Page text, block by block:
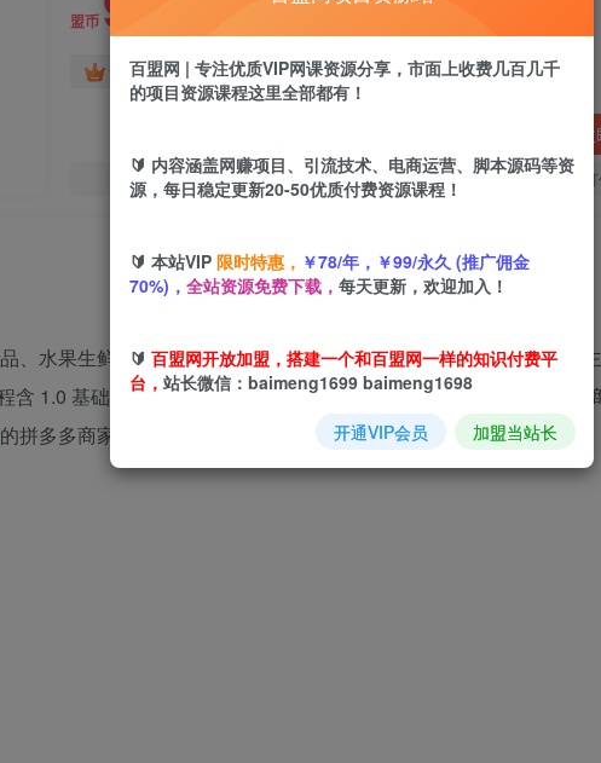
盟币
黄金会员免费 超级会员免费
您当前未登录！建议登陆后购买，
、水果生鲜等类目：生鲜最快 2 小时起量，标品最慢 2 天起链接，
含 1.0 基础玩法 + 1.5 升级内容，从起链接逻辑、直通车考核、裂变
拼多多商家。
百盟网 | 专注优质VIP网课资源分享，市面上收费几百几千
的项目资源课程这里全部都有！
🔰 内容涵盖网赚项目、引流技术、电商运营、脚本源码等资
源，每日稳定更新20-50优质付费资源课程！
🔰 本站VIP 限时特惠， ￥78/年，￥99/永久 (推广佣金
70%)， 全站资源免费下载， 每天更新，欢迎加入！
🔰 百盟网开放加盟，搭建一个和百盟网一样的知识付费平
台， 站长微信：baimeng1699 baimeng1698
开通VIP会员 加盟当站长